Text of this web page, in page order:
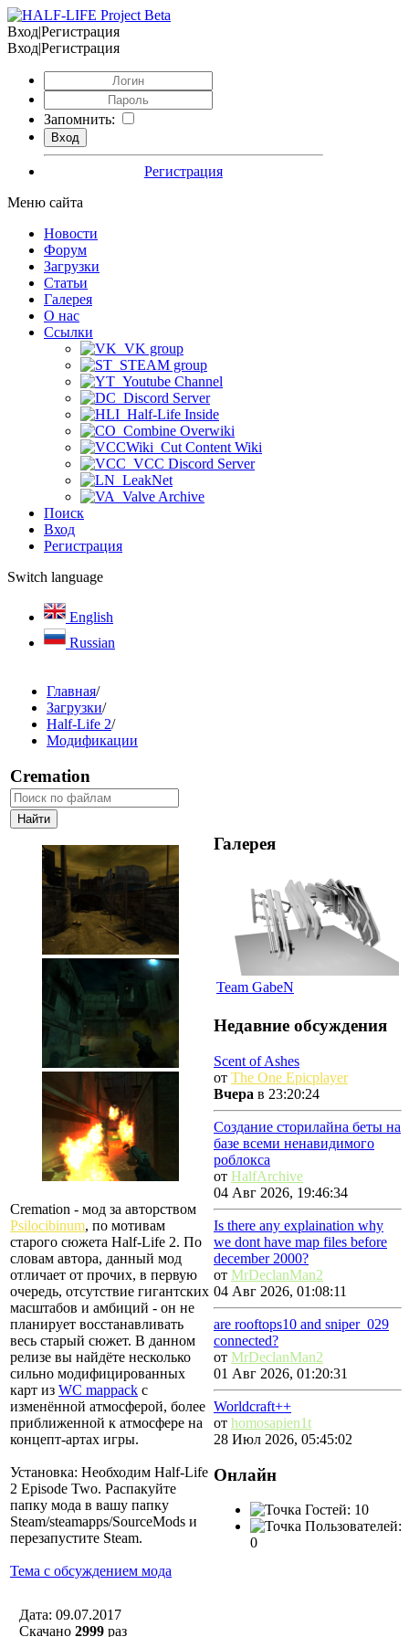
Вход|Регистрация
Вход|Регистрация
Запомнить:
Регистрация
Меню сайта
Новости
Форум
Загрузки
Статьи
Галерея
О нас
Ссылки
VK group
STEAM group
Youtube Channel
Discord Server
Half-Life Inside
Combine Overwiki
Cut Content Wiki
VCC Discord Server
LeakNet
Valve Archive
Поиск
Вход
Регистрация
Switch language
English
Russian
Главная/
Загрузки/
Half-Life 2/
Модификации
Cremation
Cremation - мод за авторством
Psilocibinum, по мотивам
старого сюжета Half-Life 2. По
словам автора, данный мод
отличает от прочих, в первую
очередь, отсутствие гигантских
масштабов и амбиций - он не
планирует восстанавливать
весь старый сюжет. В данном
релизе вы найдёте несколько
сильно модифицированных
карт из WC mappack с
изменённой атмосферой, более
приближенной к атмосфере на
концепт-артах игры.
Установка: Необходим Half-Life
2 Episode Two. Распакуйте
папку мода в вашу папку
Steam/steamapps/SourceMods и
перезапустите Steam.
Тема с обсуждением мода
Дата: 09.07.2017
Скачано 2999 раз
Галерея
Team GabeN
Недавние обсуждения
Scent of Ashes
от The One Epicplayer
Вчера в 23:20:24
Создание сторилайна беты на
базе всеми ненавидимого
роблокса
от HalfArchive
04 Авг 2026, 19:46:34
Is there any explaination why
we dont have map files before
december 2000?
от MrDeclanMan2
04 Авг 2026, 01:08:11
are rooftops10 and sniper_029
connected?
от MrDeclanMan2
01 Авг 2026, 01:20:31
Worldcraft++
от homosapien1t
28 Июл 2026, 05:45:02
Онлайн
Гостей: 10
Пользователей:
0